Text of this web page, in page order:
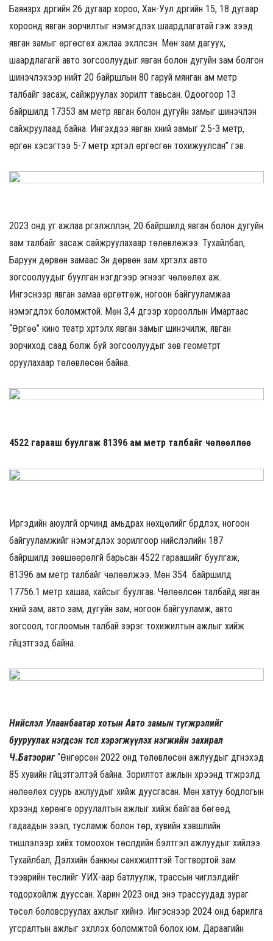
Баянзүрх дүүргийн 26 дугаар хороо, Хан-Уул дүүргийн 15, 18 дугаар
хороонд явган зорчилтыг нэмэгдүүлэх шаардлагатай гэж үзээд
явган замыг өргөсгөх ажлаа эхлүүлсэн. Мөн зам дагуух,
шаардлагагүй авто зогсоолуудыг явган болон дугуйн зам болгон
шинэчлэхээр нийт 20 байршлын 80 гаруй мянган ам метр
талбайг засаж, сайжруулах зорилт тавьсан. Одоогоор 13
байршилд 17353 ам метр явган болон дугуйн замыг шинэчлэн
сайжруулаад байна. Ингэхдээ явган хүний замыг 2.5-3 метр,
өргөн хэсэгтээ 5-7 метр хүртэл өргөсгөн тохижуулсан” гэв.
2023 онд уг ажлаа үргэлжлүүлэн, 20 байршилд явган болон дугуйн
зам талбайг засаж сайжруулахаар төлөвлөжээ. Тухайлбал,
Баруун дөрвөн замаас Зүүн дөрвөн зам хүртэлх авто
зогсоолуудыг буулган нэгдүгээр эгнээг чөлөөлөх аж.
Ингэснээр явган замаа өргөтгөж, ногоон байгууламжаа
нэмэгдүүлэх боломжтой. Мөн 3,4 дүгээр хорооллын Имартаас
“Өргөө” кино театр хүртэлх явган замыг шинэчилж, явган
зорчиход саад болж буй зогсоолуудыг зөв геометрт
оруулахаар төлөвлөсөн байна.
4522 гарааш буулгаж 81396 ам метр талбайг чөлөөллөө
Иргэдийн аюулгүй орчинд амьдрах нөхцөлийг бүрдүүлэх, ногоон
байгууламжийг нэмэгдүүлэх зорилгоор нийслэлийн 187
байршилд зөвшөөрөлгүй барьсан 4522 гараашийг буулгаж,
81396 ам метр талбайг чөлөөлжээ. Мөн 354 байршилд
17756.1 метр хашаа, хайсыг буулгав. Чөлөөлсөн талбайд явган
хүний зам, авто зам, дугуйн зам, ногоон байгууламж, авто
зогсоол, тоглоомын талбай зэрэг тохижилтын ажлыг хийж
гүйцэтгээд байна.
Нийслэл Улаанбаатар хотын Авто замын түгжрэлийг
бууруулах нэгдсэн төсөл хэрэгжүүлэх нэгжийн захирал
Ч.Батзориг“Өнгөрсөн 2022 онд төлөвлөсөн ажлуудыг дүгнэхэд
85 хувийн гүйцэтгэлтэй байна. Зорилтот ажлын хүрээнд түгжрэлд
нөлөөлөх суурь ажлуудыг хийж дуусгасан. Мөн хатуу бодлогын
хүрээнд хөрөнгө оруулалтын ажлыг хийж байгаа бөгөөд
гадаадын зээл, тусламж болон төр, хувийн хэвшлийн
түншлэлээр хийх томоохон төслүүдийн бэлтгэл ажлуудыг хийлээ.
Тухайлбал, Дэлхийн банкны санхүүжилттэй Тогтвортой зам
тээврийн төслийг УИХ-аар батлуулж, трассын чиглэлүүдийг
тодорхойлж дууссан. Харин 2023 онд энэ трассуудад зураг
төсөл боловсруулах ажлыг хийнэ. Ингэснээр 2024 онд барилга
угсралтын ажлыг эхлүүлэх боломжтой болох юм. Дараагийн